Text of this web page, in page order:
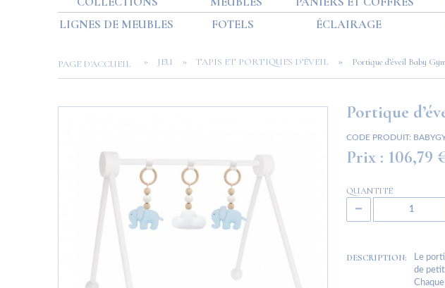
LIGNES DE MEUBLES
FOTELS ÉCLAIRAGE
PAGE D'ACCUEIL » JEU » TAPIS ET PORTIQUES D’ÉVEIL » Portique d’éveil Baby
Portique
CODE PRODUIT:
Prix : 106,79
QUANTITÉ
DESCRIPTION:
Le
de